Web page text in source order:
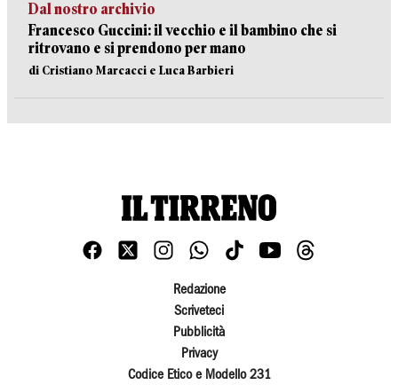
Dal nostro archivio
Francesco Guccini: il vecchio e il bambino che si
ritrovano e si prendono per mano
di Cristiano Marcacci e Luca Barbieri
Redazione
Scriveteci
Pubblicità
Privacy
Codice Etico e Modello 231